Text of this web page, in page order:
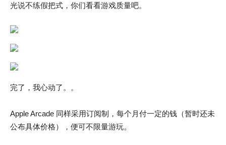
光说不练假把式，你们看看游戏质量吧。
完了，我心动了。。
Apple Arcade 同样采用订阅制，每个月付一定的钱（暂时还未
公布具体价格），便可不限量游玩。